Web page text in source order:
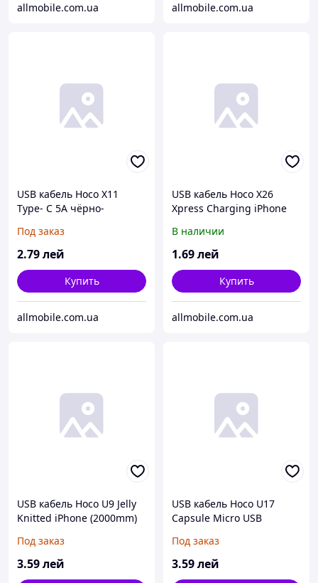
allmobile.com.ua allmobile.com.ua
USB кабель Hoco X11
Type- C 5A чёрно-
Под заказ
2.79лей
Купить
allmobile.com.ua
USB кабель Hoco X26
Xpress Charging iPhone
В наличии
1.69лей
Купить
allmobile.com.ua
USB кабель Hoco U9 Jelly
Knitted iPhone (2000mm)
Под заказ
3.59лей
USB кабель Hoco U17
Capsule Micro USB
Под заказ
3.59лей